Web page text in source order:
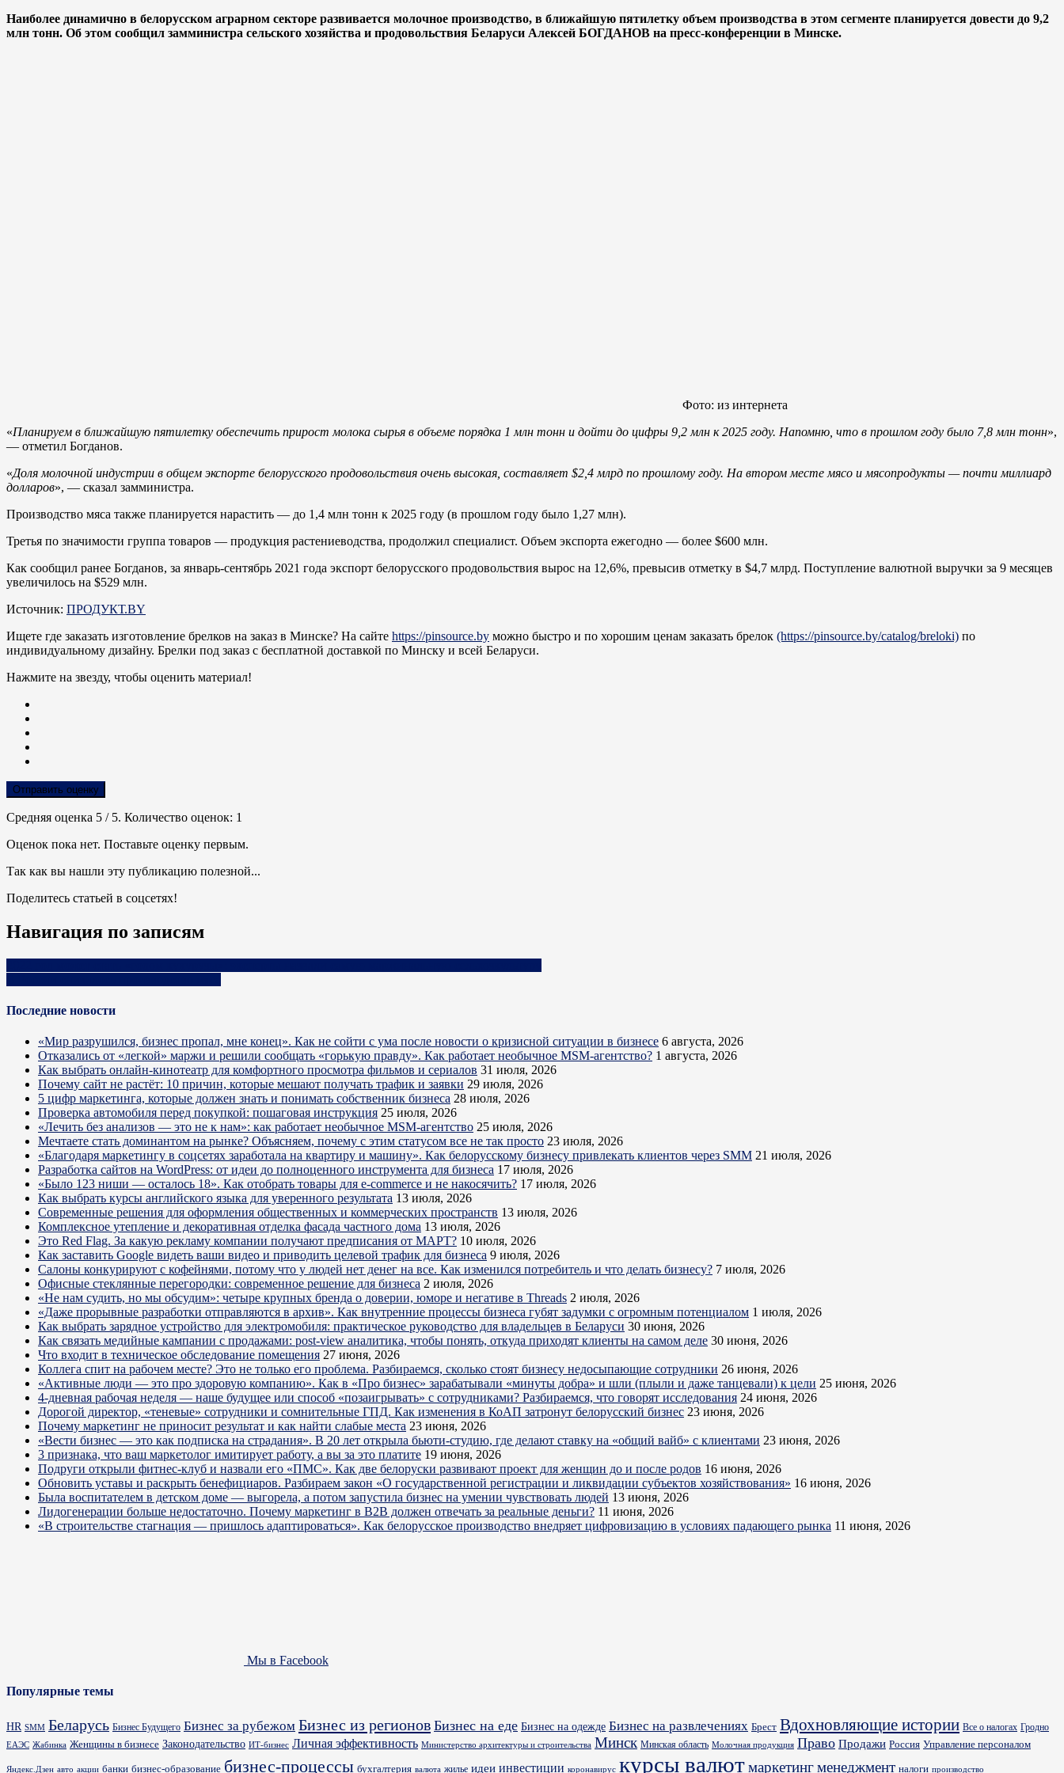
Наиболее динамично в белорусском аграрном секторе развивается молочное производство, в ближайшую пятилетку объем производства в этом сегменте планируется довести до 9,2
млн тонн. Об этом сообщил замминистра сельского хозяйства и продовольствия Беларуси Алексей БОГДАНОВ на пресс-конференции в Минске.
Фото: из интернета
«Планируем в ближайшую пятилетку обеспечить прирост молока сырья в объеме порядка 1 млн тонн и дойти до цифры 9,2 млн к 2025 году. Напомню, что в прошлом году было 7,8 млн тонн»,
— отметил Богданов.
«Доля молочной индустрии в общем экспорте белорусского продовольствия очень высокая, составляет $2,4 млрд по прошлому году. На втором месте мясо и мясопродукты — почти миллиард
долларов», — сказал замминистра.
Производство мяса также планируется нарастить — до 1,4 млн тонн к 2025 году (в прошлом году было 1,27 млн).
Третья по значимости группа товаров — продукция растениеводства, продолжил специалист. Объем экспорта ежегодно — более $600 млн.
Как сообщил ранее Богданов, за январь-сентябрь 2021 года экспорт белорусского продовольствия вырос на 12,6%, превысив отметку в $4,7 млрд. Поступление валютной выручки за 9 месяцев
увеличилось на $529 млн.
Источник: ПРОДУКТ.BY
Ищете где заказать изготовление брелков на заказ в Минске? На сайте https://pinsource.by можно быстро и по хорошим ценам заказать брелок (https://pinsource.by/catalog/breloki) по
индивидуальному дизайну. Брелки под заказ с бесплатной доставкой по Минску и всей Беларуси.
Нажмите на звезду, чтобы оценить материал!
Отправить оценку
Средняя оценка 5 / 5. Количество оценок: 1
Оценок пока нет. Поставьте оценку первым.
Так как вы нашли эту публикацию полезной...
Поделитесь статьей в соцсетях!
Навигация по записям
Последние новости
«Мир разрушился, бизнес пропал, мне конец». Как не сойти с ума после новости о кризисной ситуации в бизнесе 6 августа, 2026
Отказались от «легкой» маржи и решили сообщать «горькую правду». Как работает необычное MSM-агентство? 1 августа, 2026
Как выбрать онлайн-кинотеатр для комфортного просмотра фильмов и сериалов 31 июля, 2026
Почему сайт не растёт: 10 причин, которые мешают получать трафик и заявки 29 июля, 2026
5 цифр маркетинга, которые должен знать и понимать собственник бизнеса 28 июля, 2026
Проверка автомобиля перед покупкой: пошаговая инструкция 25 июля, 2026
«Лечить без анализов — это не к нам»: как работает необычное MSM-агентство 25 июля, 2026
Мечтаете стать доминантом на рынке? Объясняем, почему с этим статусом все не так просто 23 июля, 2026
«Благодаря маркетингу в соцсетях заработала на квартиру и машину». Как белорусскому бизнесу привлекать клиентов через SMM 21 июля, 2026
Разработка сайтов на WordPress: от идеи до полноценного инструмента для бизнеса 17 июля, 2026
«Было 123 ниши — осталось 18». Как отобрать товары для e-commerce и не накосячить? 17 июля, 2026
Как выбрать курсы английского языка для уверенного результата 13 июля, 2026
Современные решения для оформления общественных и коммерческих пространств 13 июля, 2026
Комплексное утепление и декоративная отделка фасада частного дома 13 июля, 2026
Это Red Flag. За какую рекламу компании получают предписания от МАРТ? 10 июля, 2026
Как заставить Google видеть ваши видео и приводить целевой трафик для бизнеса 9 июля, 2026
Салоны конкурируют с кофейнями, потому что у людей нет денег на все. Как изменился потребитель и что делать бизнесу? 7 июля, 2026
Офисные стеклянные перегородки: современное решение для бизнеса 2 июля, 2026
«Не нам судить, но мы обсудим»: четыре крупных бренда о доверии, юморе и негативе в Threads 2 июля, 2026
«Даже прорывные разработки отправляются в архив». Как внутренние процессы бизнеса губят задумки с огромным потенциалом 1 июля, 2026
Как выбрать зарядное устройство для электромобиля: практическое руководство для владельцев в Беларуси 30 июня, 2026
Как связать медийные кампании с продажами: post-view аналитика, чтобы понять, откуда приходят клиенты на самом деле 30 июня, 2026
Что входит в техническое обследование помещения 27 июня, 2026
Коллега спит на рабочем месте? Это не только его проблема. Разбираемся, сколько стоят бизнесу недосыпающие сотрудники 26 июня, 2026
«Активные люди — это про здоровую компанию». Как в «Про бизнес» зарабатывали «минуты добра» и шли (плыли и даже танцевали) к цели 25 июня, 2026
4-дневная рабочая неделя — наше будущее или способ «позаигрывать» с сотрудниками? Разбираемся, что говорят исследования 24 июня, 2026
Дорогой директор, «теневые» сотрудники и сомнительные ГПД. Как изменения в КоАП затронут белорусский бизнес 23 июня, 2026
Почему маркетинг не приносит результат и как найти слабые места 23 июня, 2026
«Вести бизнес — это как подписка на страдания». В 20 лет открыла бьюти-студию, где делают ставку на «общий вайб» с клиентами 23 июня, 2026
3 признака, что ваш маркетолог имитирует работу, а вы за это платите 19 июня, 2026
Подруги открыли фитнес-клуб и назвали его «ПМС». Как две белоруски развивают проект для женщин до и после родов 16 июня, 2026
Обновить уставы и раскрыть бенефициаров. Разбираем закон «О государственной регистрации и ликвидации субъектов хозяйствования» 16 июня, 2026
Была воспитателем в детском доме — выгорела, а потом запустила бизнес на умении чувствовать людей 13 июня, 2026
Лидогенерации больше недостаточно. Почему маркетинг в B2B должен отвечать за реальные деньги? 11 июня, 2026
«В строительстве стагнация — пришлось адаптироваться». Как белорусское производство внедряет цифровизацию в условиях падающего рынка 11 июня, 2026
Мы в Facebook
Популярные темы
HR SMM Беларусь Бизнес Будущего Бизнес за рубежом Бизнес из регионов Бизнес на еде Бизнес на одежде Бизнес на развлечениях Брест Вдохновляющие истории Все о налогах Гродно
ЕАЭС Жабинка Женщины в бизнесе Законодательство ИТ-бизнес Личная эффективность Министерство архитектуры и строительства Минск Минская область Молочная продукция Право Продажи Россия Управление персоналом
Яндекс.Дзен авто акции банки бизнес-образование бизнес-процессы бухгалтерия валюта жилье идеи инвестиции коронавирус курсы валютмаркетингменеджмент налоги производство